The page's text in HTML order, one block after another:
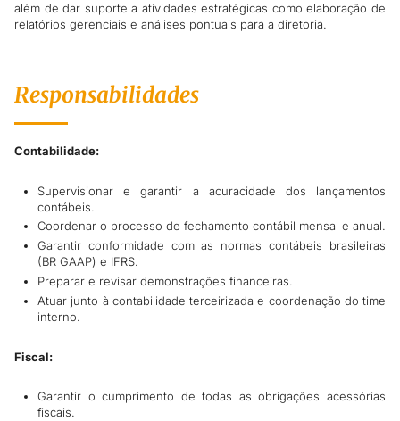
além de dar suporte a atividades estratégicas como elaboração de
relatórios gerenciais e análises pontuais para a diretoria.
Responsabilidades
Contabilidade:
Supervisionar e garantir a acuracidade dos lançamentos
contábeis.
Coordenar o processo de fechamento contábil mensal e anual.
Garantir conformidade com as normas contábeis brasileiras
(BR GAAP) e IFRS.
Preparar e revisar demonstrações financeiras.
Atuar junto à contabilidade terceirizada e coordenação do time
interno.
Fiscal:
Garantir o cumprimento de todas as obrigações acessórias
fiscais.